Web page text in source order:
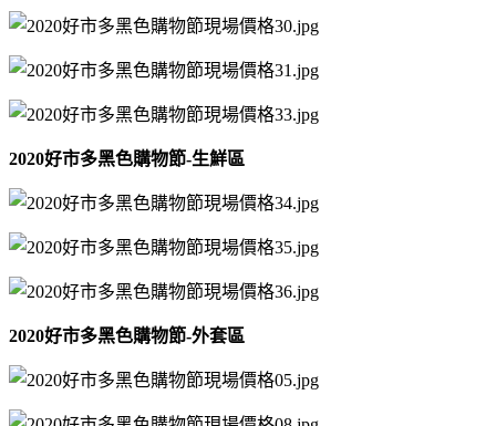
2020好市多黑色購物節-生鮮區
2020好市多黑色購物節-外套區